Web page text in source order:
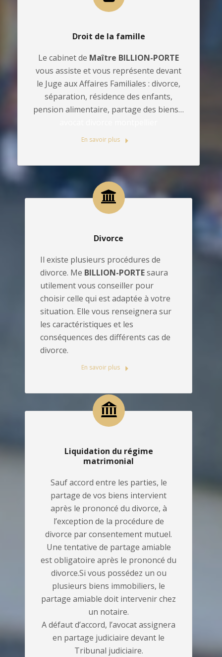
Droit de la famille
Le cabinet de Maître BILLION-PORTE
vous assiste et vous représente devant
le Juge aux Affaires Familiales : divorce,
séparation, résidence des enfants,
pension alimentaire, partage des biens…
En savoir plus
Divorce
Il existe plusieurs procédures de
divorce. Me BILLION-PORTEsaura
utilement vous conseiller pour
choisir celle qui est adaptée à votre
situation. Elle vous renseignera sur
les caractéristiques et les
conséquences des différents cas de
divorce.
En savoir plus
Liquidation du régime
matrimonial
Sauf accord entre les parties, le
partage de vos biens intervient
après le prononcé du divorce, à
l’exception de la procédure de
divorce par consentement mutuel.
Une tentative de partage amiable
est obligatoire après le prononcé du
divorce.Si vous possédez un ou
plusieurs biens immobiliers, le
partage amiable doit intervenir chez
un notaire.
A défaut d’accord, l’avocat assignera
en partage judiciaire devant le
Tribunal judiciaire.